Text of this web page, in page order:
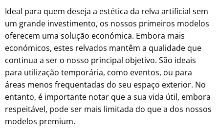
Ideal para quem deseja a estética da relva artificial sem
um grande investimento, os nossos primeiros modelos
oferecem uma solução económica. Embora mais
económicos, estes relvados mantêm a qualidade que
continua a ser o nosso principal objetivo. São ideais
para utilização temporária, como eventos, ou para
áreas menos frequentadas do seu espaço exterior. No
entanto, é importante notar que a sua vida útil, embora
respeitável, pode ser mais limitada do que a dos nossos
modelos premium.